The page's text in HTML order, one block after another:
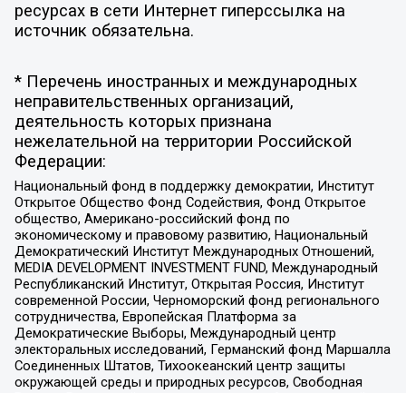
ресурсах в сети Интернет гиперссылка на
источник обязательна.
* Перечень иностранных и международных
неправительственных организаций,
деятельность которых признана
нежелательной на территории Российской
Федерации:
Национальный фонд в поддержку демократии, Институт
Открытое Общество Фонд Содействия, Фонд Открытое
общество, Американо-российский фонд по
экономическому и правовому развитию, Национальный
Демократический Институт Международных Отношений,
MEDIA DEVELOPMENT INVESTMENT FUND, Международный
Республиканский Институт, Открытая Россия, Институт
современной России, Черноморский фонд регионального
сотрудничества, Европейская Платформа за
Демократические Выборы, Международный центр
электоральных исследований, Германский фонд Маршалла
Соединенных Штатов, Тихоокеанский центр защиты
окружающей среды и природных ресурсов, Свободная